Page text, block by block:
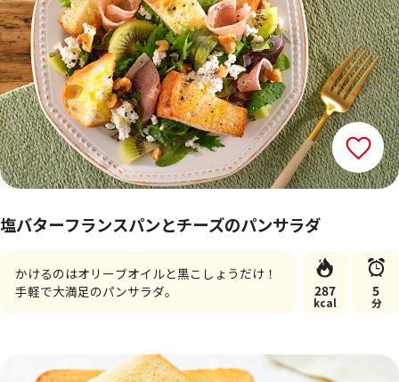
塩バターフランスパンとチーズのパンサラダ
かけるのはオリーブオイルと黒こしょうだけ！
手軽で大満足のパンサラダ。
287
kcal
5
分